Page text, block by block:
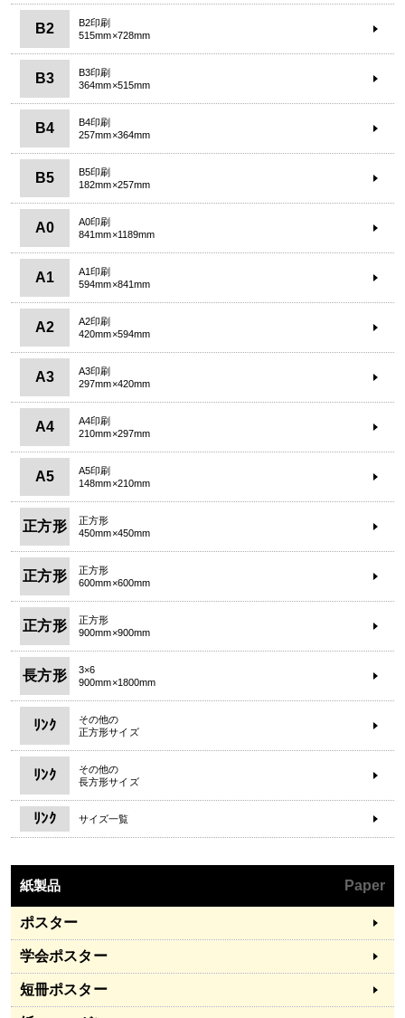
B2
B2印刷
515mm×728mm
B3
B3印刷
364mm×515mm
B4
B4印刷
257mm×364mm
B5
B5印刷
182mm×257mm
A0
A0印刷
841mm×1189mm
A1
A1印刷
594mm×841mm
A2
A2印刷
420mm×594mm
A3
A3印刷
297mm×420mm
A4
A4印刷
210mm×297mm
A5
A5印刷
148mm×210mm
正方形
正方形
450mm×450mm
正方形
正方形
600mm×600mm
正方形
正方形
900mm×900mm
長方形
3×6
900mm×1800mm
ﾘﾝｸ
その他の
正方形サイズ
ﾘﾝｸ
その他の
長方形サイズ
ﾘﾝｸ サイズ一覧
紙製品 Paper
ポスター
学会ポスター
短冊ポスター